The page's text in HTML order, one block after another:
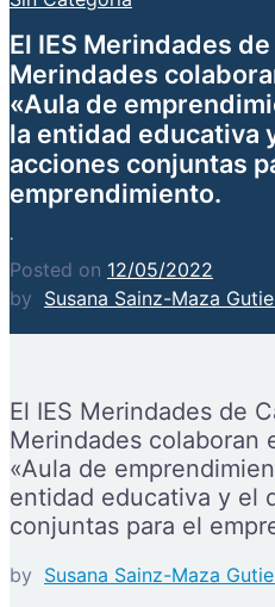
El IES Merindades
Merindades
«Aula de
la entidad educativa
acciones conjuntas
emprendimiento.
.
Posted on 12/05/2022
by Susana Sainz-Maza
El IES Merindades de
Merindades colaboran
«Aula de
entidad educativa y el
conjuntas para el
by Susana Sainz-Maza